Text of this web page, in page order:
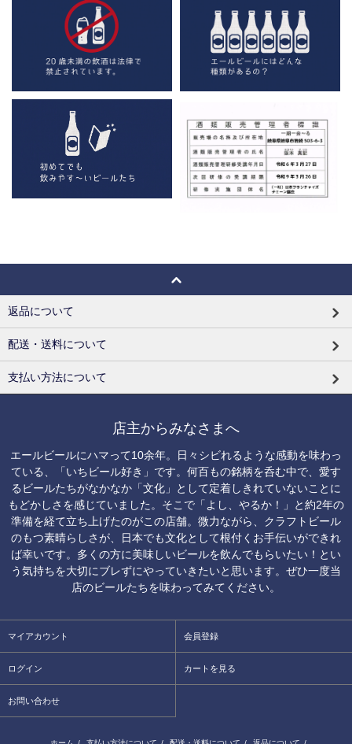
返品について
配送・送料について
支払い方法について
店主からみなさまへ
エールビールにハマって10余年。日々シビれるような感動を味わっ
ている、「いちビール好き」です。何百もの銘柄を呑む中で、愛す
るビールたちがなかなか「文化」として定着しきれていないことに
もどかしさを感じていました。そこで「よし、やるか！」と約2年の
準備を経て立ち上げたのがこの店舗。微力ながら、クラフトビール
のもつ素晴らしさが、日本でも文化として根付くお手伝いができれ
ば幸いです。多くの方に美味しいビールを飲んでもらいたい！とい
う気持ちを大切にブレずにやっていきたいと思います。ぜひ一度当
店のビールたちを味わってみてください。
マイアカウント 会員登録
ログイン カートを見る
お問い合わせ